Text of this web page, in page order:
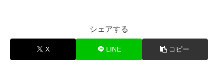
シェアする
X LINE コピー